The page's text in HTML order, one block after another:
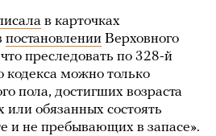
в карточках
постановлении Верховного
преследовать по 328-й
кодекса можно только
пола, достигших возраста
или обязанных состоять
и не пребывающих в запасе».